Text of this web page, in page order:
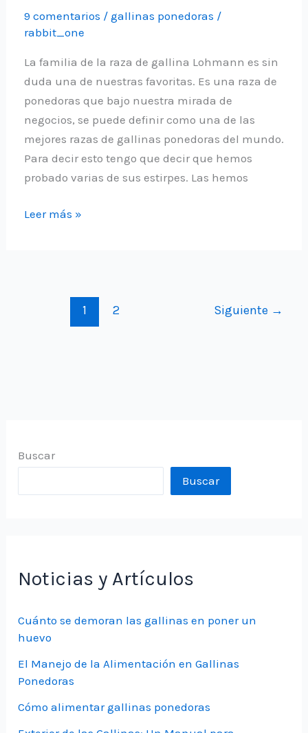
9 comentarios / gallinas ponedoras /
rabbit_one
La familia de la raza de gallina Lohmann es sin
duda una de nuestras favoritas. Es una raza de
ponedoras que bajo nuestra mirada de
negocios, se puede definir como una de las
mejores razas de gallinas ponedoras del mundo.
Para decir esto tengo que decir que hemos
probado varias de sus estirpes. Las hemos
Gallina
Leer más »
1 2 Siguiente →
Buscar
Buscar
Noticias y Artículos
Cuánto se demoran las gallinas en poner un
huevo
El Manejo de la Alimentación en Gallinas
Ponedoras
Cómo alimentar gallinas ponedoras